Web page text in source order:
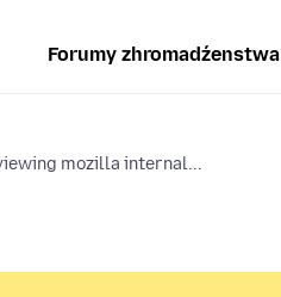
Forumy zhromadźenstwa
mozilla internal...